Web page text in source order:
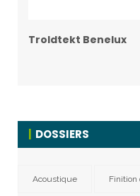
Troldtekt Benelux
DOSSIERS
Acoustique Finition